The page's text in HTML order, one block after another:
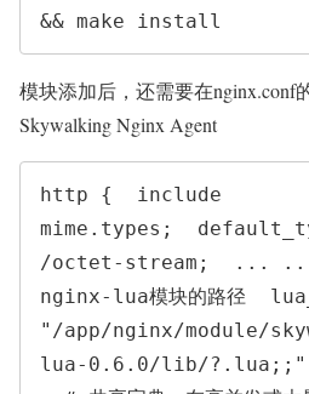
&& make install
模块添加后，还需要在nginx.conf
Skywalking Nginx Agent
http {  include
mime.types;
/octet-stream;  ... ...
nginx-lua模块的路径
"/app/nginx/module/
lua-0.6.0/lib/